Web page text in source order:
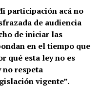
participación acá no
de audiencia
de iniciar las
en el tiempo que
qué esta ley no es
no respeta
vigente”.